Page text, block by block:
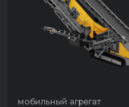
мобильный агрегат